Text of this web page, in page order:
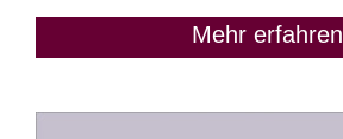
Mehr erfahren